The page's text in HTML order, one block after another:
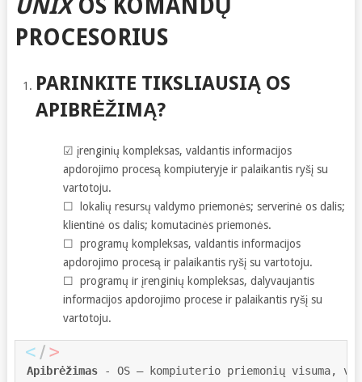
UNIXOS KOMANDŲ
PROCESORIUS
PARINKITE TIKSLIAUSIĄ OS
APIBRĖŽIMĄ?
☑ įrenginių kompleksas, valdantis informacijos
apdorojimo procesą kompiuteryje ir palaikantis ryšį su
vartotoju.
☐ lokalių resursų valdymo priemonės; serverinė os dalis;
klientinė os dalis; komutacinės priemonės.
☐ programų kompleksas, valdantis informacijos
apdorojimo procesą ir palaikantis ryšį su vartotoju.
☐ programų ir įrenginių kompleksas, dalyvaujantis
informacijos apdorojimo procese ir palaikantis ryšį su
vartotoju.
Apibrėžimas - OS – kompiuterio priemonių visuma,